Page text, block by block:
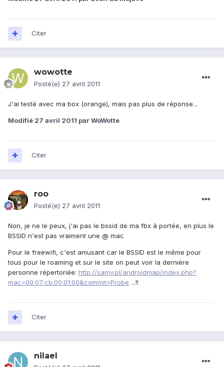
Citer
wowotte
Posté(e) 27 avril 2011
J'ai testé avec ma box (orange), mais pas plus de réponse...
Modifié 27 avril 2011 par WoWotte
Citer
roo
Posté(e) 27 avril 2011
Non, je ne le peux, j'ai pas le bssid de ma fbx à portée, en plus le
BSSID n'est pas vraiment une @ mac
Pour le freewifi, c'est amusant car le BSSID est le même pour
tous pour le roaming et sur le site on peut voir la dernière
personne répertoriée: http://samy.pl/androidmap/index.php?
mac=00:07:cb:00:01:00&commit=Probe ...!!
Citer
nilael